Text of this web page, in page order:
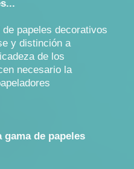
papeles decorativos
y distinción a
de los
necesario la
de papeles